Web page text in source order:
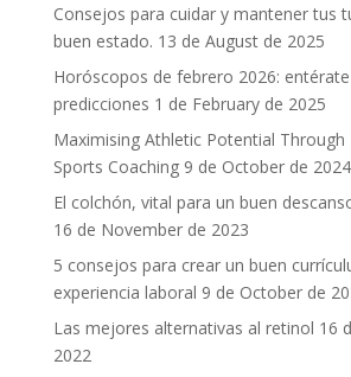
Consejos para cuidar y mantener tus
buen estado. 13 de August de 2025
Horóscopos de febrero 2026:
predicciones 1 de February de 2025
Maximising Athletic Potential Through
Sports Coaching 9 de October de 2024
El colchón, vital para un buen
16 de November de 2023
5 consejos para crear un buen
experiencia laboral 9 de October de
Las mejores alternativas al retinol 16
2022